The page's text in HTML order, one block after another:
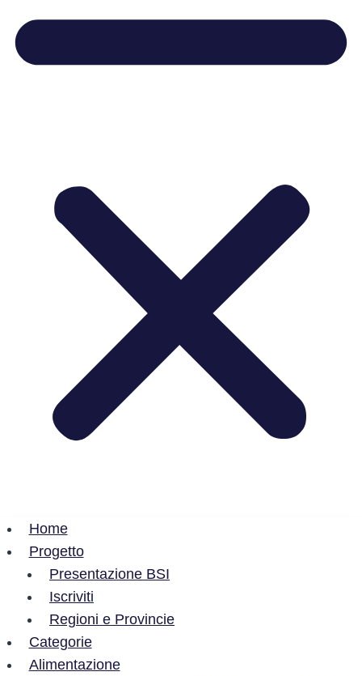
Home
Progetto
Presentazione BSI
Iscriviti
Regioni e Provincie
Categorie
Alimentazione